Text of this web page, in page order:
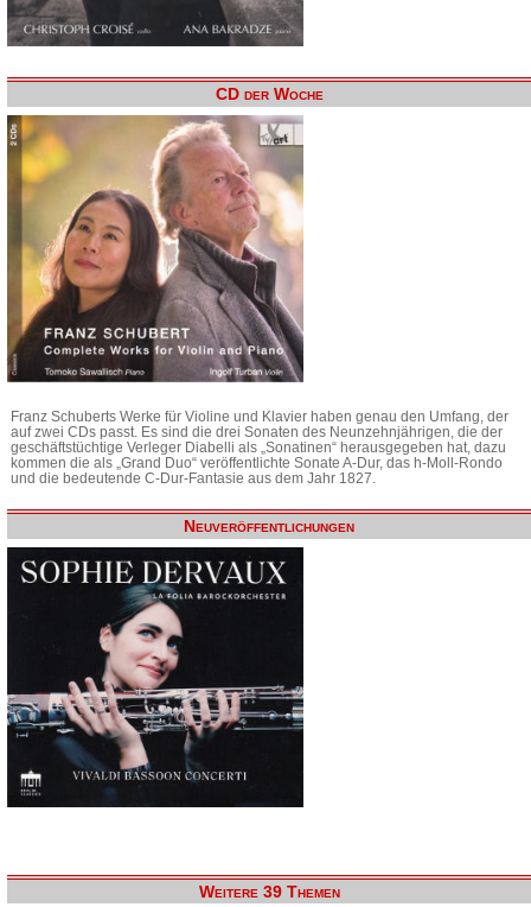
CD der Woche
Franz Schuberts Werke für Violine und Klavier haben genau den Umfang, der
auf zwei CDs passt. Es sind die drei Sonaten des Neunzehnjährigen, die der
geschäftstüchtige Verleger Diabelli als „Sonatinen“ herausgegeben hat, dazu
kommen die als „Grand Duo“ veröffentlichte Sonate A-Dur, das h-Moll-Rondo
und die bedeutende C-Dur-Fantasie aus dem Jahr 1827.
Neuveröffentlichungen
Weitere 39 Themen